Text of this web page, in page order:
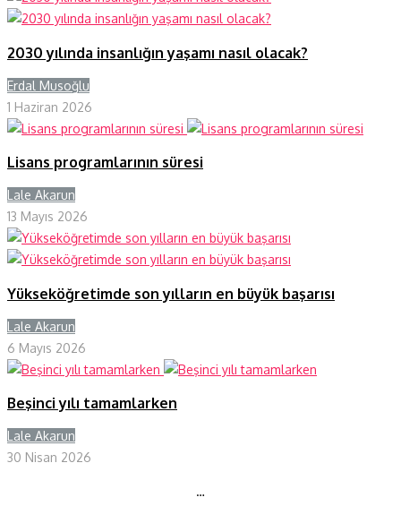
2030 yılında insanlığın yaşamı nasıl olacak?
Erdal Musoğlu
1 Haziran 2026
Lisans programlarının süresi
Lale Akarun
13 Mayıs 2026
Yükseköğretimde son yılların en büyük başarısı
Lale Akarun
6 Mayıs 2026
Beşinci yılı tamamlarken
Lale Akarun
30 Nisan 2026
…